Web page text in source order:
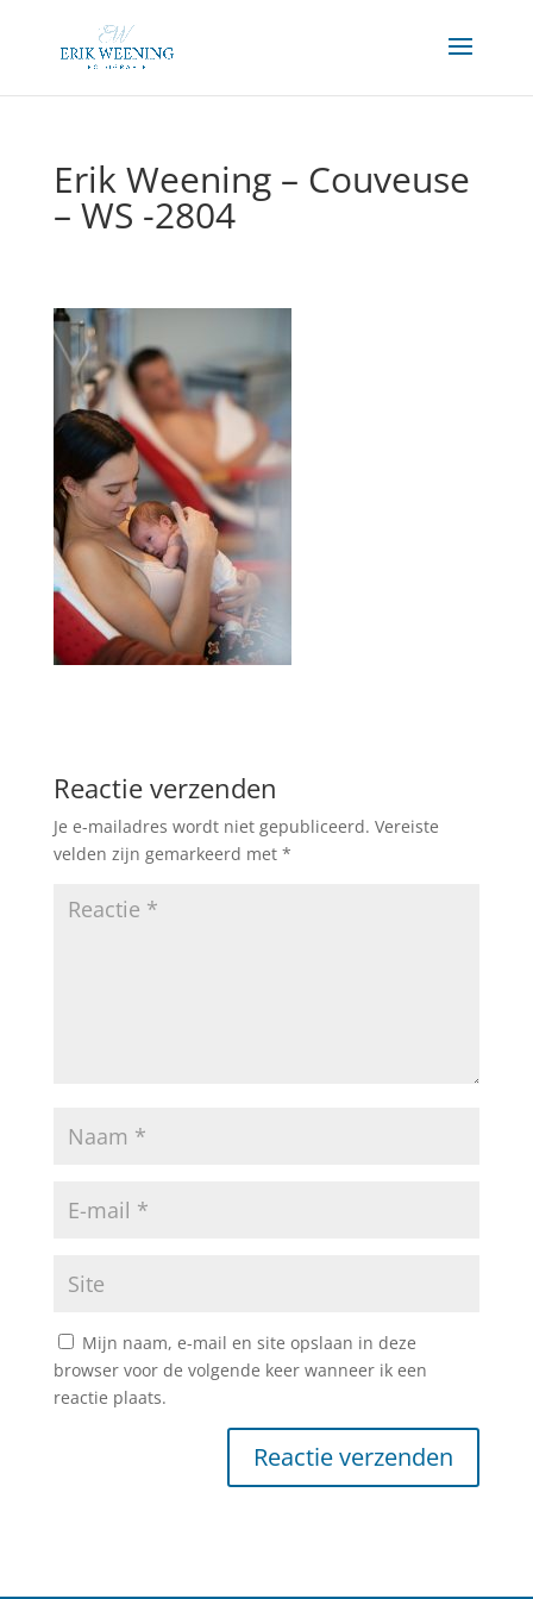
Erik Weening – Couveuse
– WS -2804
Reactie verzenden
Je e-mailadres wordt niet gepubliceerd. Vereiste
velden zijn gemarkeerd met *
Mijn naam, e-mail en site opslaan in deze
browser voor de volgende keer wanneer ik een
reactie plaats.